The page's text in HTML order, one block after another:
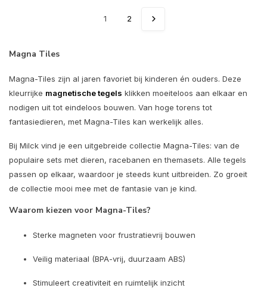
1 2
Magna Tiles
Magna-Tiles zijn al jaren favoriet bij kinderen én ouders. Deze
kleurrijke magnetische tegels klikken moeiteloos aan elkaar en
nodigen uit tot eindeloos bouwen. Van hoge torens tot
fantasiedieren, met Magna-Tiles kan werkelijk alles.
Bij Milck vind je een uitgebreide collectie Magna-Tiles: van de
populaire sets met dieren, racebanen en themasets. Alle tegels
passen op elkaar, waardoor je steeds kunt uitbreiden. Zo groeit
de collectie mooi mee met de fantasie van je kind.
Waarom kiezen voor Magna-Tiles?
Sterke magneten voor frustratievrij bouwen
Veilig materiaal (BPA-vrij, duurzaam ABS)
Stimuleert creativiteit en ruimtelijk inzicht